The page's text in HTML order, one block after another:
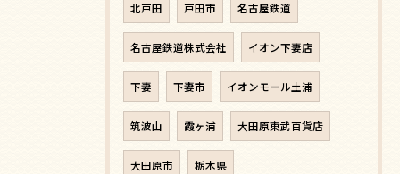
北戸田 戸田市 名古屋鉄道
名古屋鉄道株式会社 イオン下妻店
下妻 下妻市 イオンモール土浦
筑波山 霞ヶ浦 大田原東武百貨店
大田原市 栃木県